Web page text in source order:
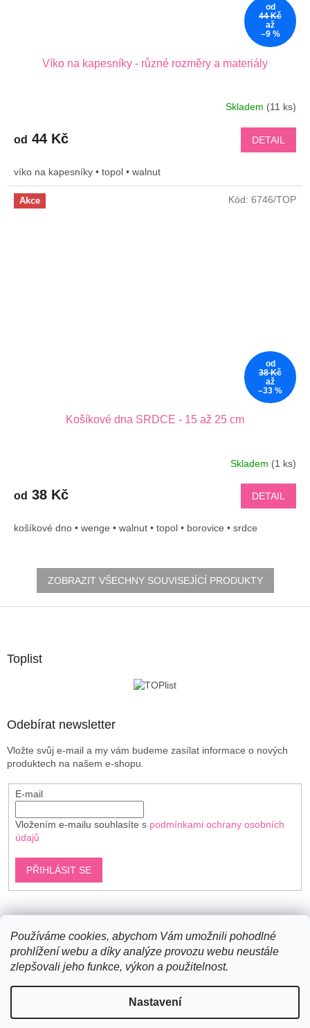
Používáme cookies, abychom Vám umožnili pohodlné
prohlížení webu a díky analýze provozu webu neustále
zlepšovali jeho funkce, výkon a použitelnost.
Nastavení
od
44 Kč
až
–9 %
Víko na kapesníky - různé rozměry a materiály
Skladem (11 ks)
od 44 Kč DETAIL
víko na kapesníky • topol • walnut
Akce
od
38 Kč
až
–33 %
Košíkové dna SRDCE - 15 až 25 cm
Skladem (1 ks)
od 38 Kč DETAIL
košíkové dno • wenge • walnut • topol • borovice • srdce
Kód: 6746/TOP
ZOBRAZIT VŠECHNY SOUVISEJÍCÍ PRODUKTY
Toplist
Odebírat newsletter
Vložte svůj e-mail a my vám budeme zasílat informace o nových
produktech na našem e-shopu.
E-mail
Vložením e-mailu souhlasíte s podmínkami ochrany osobních
údajů
PŘIHLÁSIT SE